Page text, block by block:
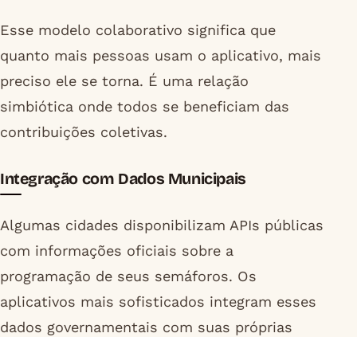
Esse modelo colaborativo significa que
quanto mais pessoas usam o aplicativo, mais
preciso ele se torna. É uma relação
simbiótica onde todos se beneficiam das
contribuições coletivas.
Integração com Dados Municipais
Algumas cidades disponibilizam APIs públicas
com informações oficiais sobre a
programação de seus semáforos. Os
aplicativos mais sofisticados integram esses
dados governamentais com suas próprias